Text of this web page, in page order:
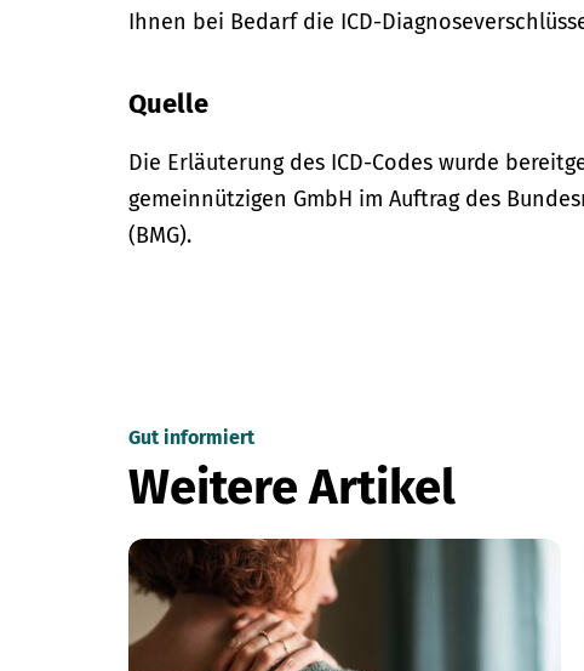
Ihnen bei Bedarf die ICD-
Quelle
Die Erläuterung des ICD-Codes wurde
gemeinnützigen GmbH im Auftrag des
(BMG).
Gut informiert
Weitere Artikel